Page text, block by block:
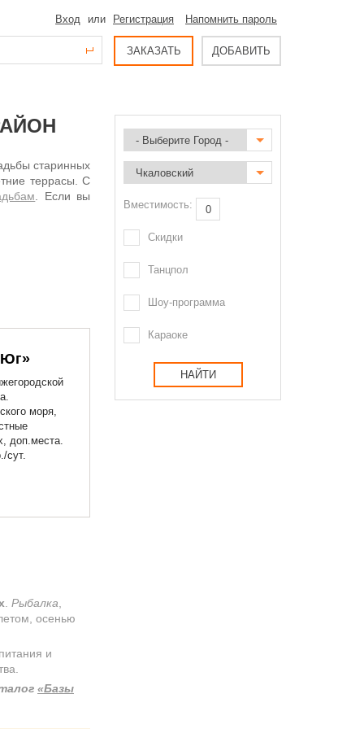
Вход или Регистрация Напомнить пароль
ЗАКАЗАТЬ ДОБАВИТЬ
старинных
террасы. С
. Если вы
Юг»
моря,
доп.места.
сут.
Рыбалка
летом, осенью
и
«Базы
Вместимость:
Скидки
Танцпол
Шоу-программа
Караоке
НАЙТИ